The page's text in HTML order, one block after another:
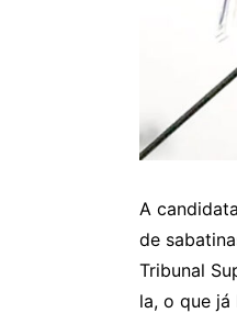
A
de
Tribunal
la, o que